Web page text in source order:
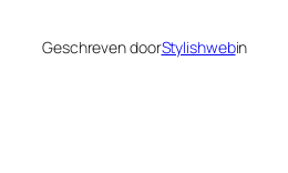
Geschreven doorStylishwebin